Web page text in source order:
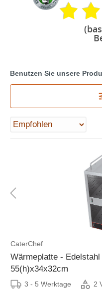
Benutzen Sie unsere
CaterChef
Wärmeplatte -
55(h)x34x32cm
3 - 5 Werktage 2